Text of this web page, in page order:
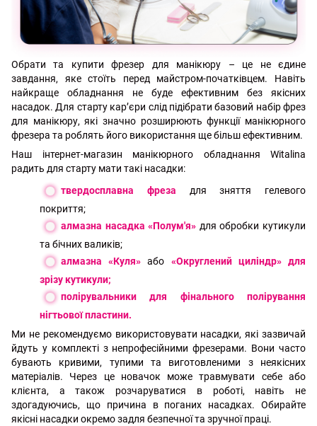
Обрати та купити фрезер для манікюру – це не єдине
завдання, яке стоїть перед майстром-початківцем. Навіть
найкраще обладнання не буде ефективним без якісних
насадок. Для старту кар’єри слід підібрати базовий набір фрез
для манікюру, які значно розширюють функції манікюрного
фрезера та роблять його використання ще більш ефективним.
Наш інтернет-магазин манікюрного обладнання Witalina
радить для старту мати такі насадки:
твердосплавна фреза для зняття гелевого
покриття;
алмазна насадка «Полум'я» для обробки кутикули
та бічних валиків;
алмазна «Куля» або
«Округлений циліндр» для
зрізу кутикули;
полірувальники для фінального полірування
нігтьової пластини.
Ми не рекомендуємо використовувати насадки, які зазвичай
йдуть у комплекті з непрофесійними фрезерами. Вони часто
бувають кривими, тупими та виготовленими з неякісних
матеріалів. Через це новачок може травмувати себе або
клієнта, а також розчаруватися в роботі, навіть не
здогадуючись, що причина в поганих насадках. Обирайте
якісні насадки окремо задля безпечної та зручної праці.